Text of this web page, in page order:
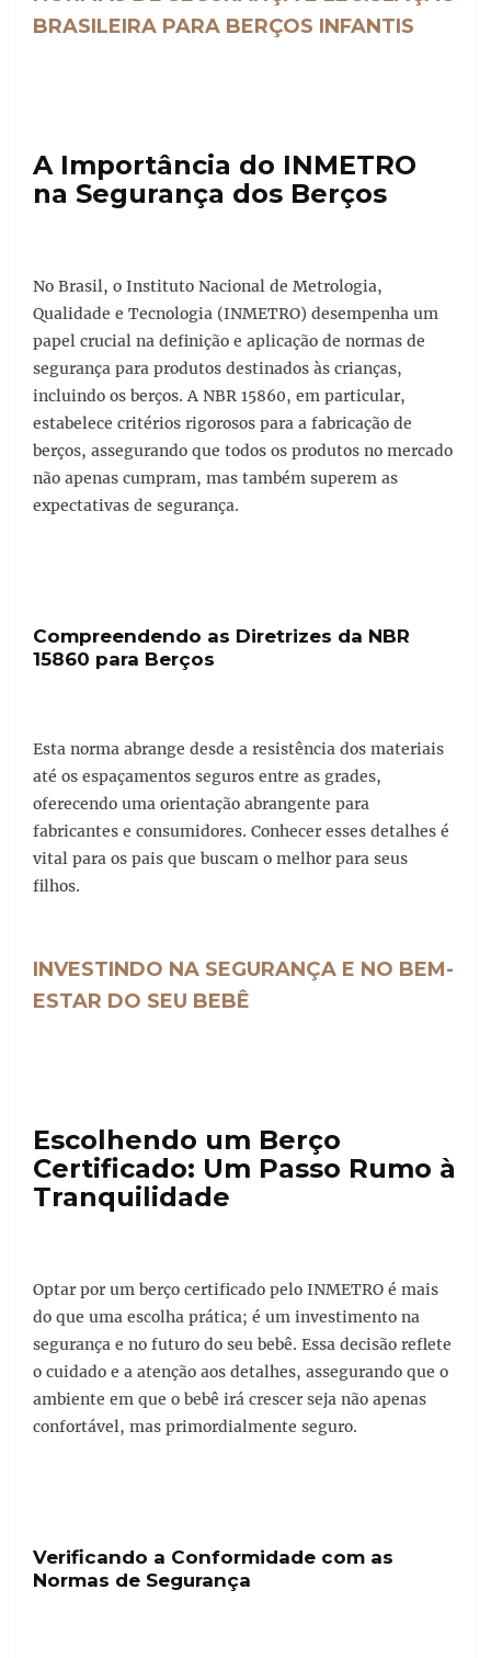
BRASILEIRA PARA BERÇOS INFANTIS
A Importância do INMETRO
na Segurança dos Berços
No Brasil, o Instituto Nacional de Metrologia,
Qualidade e Tecnologia (INMETRO) desempenha um
papel crucial na definição e aplicação de normas de
segurança para produtos destinados às crianças,
incluindo os berços. A NBR 15860, em particular,
estabelece critérios rigorosos para a fabricação de
berços, assegurando que todos os produtos no mercado
não apenas cumpram, mas também superem as
expectativas de segurança.
Compreendendo as Diretrizes da NBR
15860 para Berços
Esta norma abrange desde a resistência dos materiais
até os espaçamentos seguros entre as grades,
oferecendo uma orientação abrangente para
fabricantes e consumidores. Conhecer esses detalhes é
vital para os pais que buscam o melhor para seus
filhos.
INVESTINDO NA SEGURANÇA E NO BEM-
ESTAR DO SEU BEBÊ
Escolhendo um Berço
Certificado: Um Passo Rumo à
Tranquilidade
Optar por um berço certificado pelo INMETRO é mais
do que uma escolha prática; é um investimento na
segurança e no futuro do seu bebê. Essa decisão reflete
o cuidado e a atenção aos detalhes, assegurando que o
ambiente em que o bebê irá crescer seja não apenas
confortável, mas primordialmente seguro.
Verificando a Conformidade com as
Normas de Segurança